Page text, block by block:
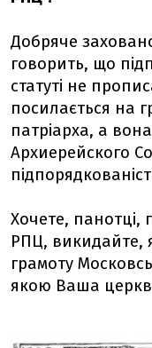
Добряче
говорить, що
статуті не
посилається на
патріарха, а
Архиерейского
Хочете, панотці,
РПЦ, викидайте,
грамоту
якою Ваша